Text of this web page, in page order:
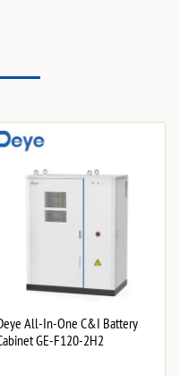
All-In-One C&I Battery
GE-F120-2H2